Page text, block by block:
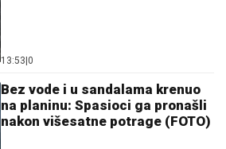
13:53 0
Bez vode i u sandalama krenuo
na planinu: Spasioci ga pronašli
nakon višesatne potrage (FOTO)